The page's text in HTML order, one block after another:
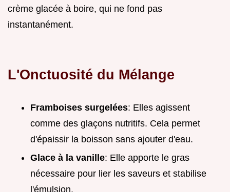
crème glacée à boire, qui ne fond pas
instantanément.
L'Onctuosité du Mélange
Framboises surgelées: Elles agissent
comme des glaçons nutritifs. Cela permet
d'épaissir la boisson sans ajouter d'eau.
Glace à la vanille: Elle apporte le gras
nécessaire pour lier les saveurs et stabilise
l'émulsion.